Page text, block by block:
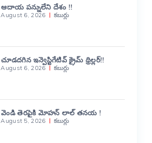
ఆదాయ పన్నులేని దేశం !!
August 6, 2026 కబుర్లు
చూడదగిన ఇన్వెస్టిగేటివ్ క్రైమ్ థ్రిల్లర్!!
August 6, 2026 కబుర్లు
వెండి తెరపైకి మోహన్ లాల్ తనయ !
August 5, 2026 కబుర్లు